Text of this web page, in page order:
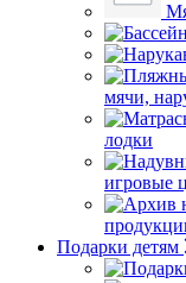
мячи,
лодки
игровые
Подарки детям